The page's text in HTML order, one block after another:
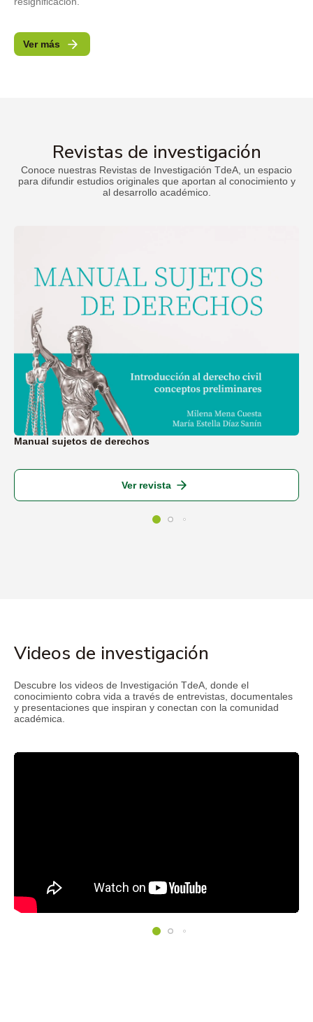
Ver más
Revistas de investigación
Conoce nuestras Revistas de Investigación TdeA, un espacio
para difundir estudios originales que aportan al conocimiento y
al desarrollo académico.
Manual sujetos de derechos
Ver revista
Videos de investigación
Descubre los videos de Investigación TdeA, donde el
conocimiento cobra vida a través de entrevistas, documentales
y presentaciones que inspiran y conectan con la comunidad
académica.